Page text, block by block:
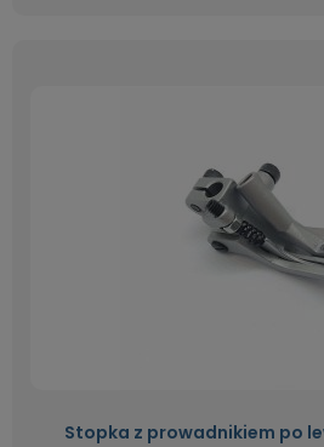
Stopka z prowadnikiem po